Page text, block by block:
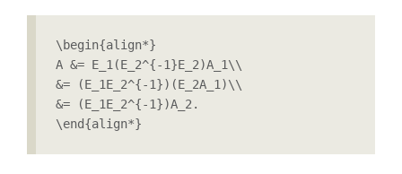
\begin{align*}
A &= E_1(E_2^{-1}E_2)A_1\\
&= (E_1E_2^{-1})(E_2A_1)\\
&= (E_1E_2^{-1})A_2.
\end{align*}